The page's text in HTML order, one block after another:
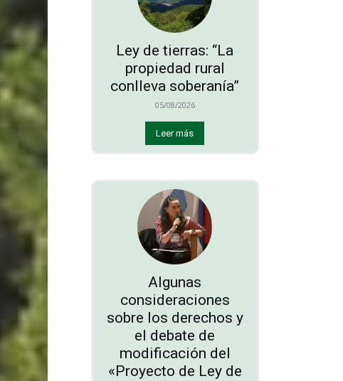
Ley de tierras: “La
propiedad rural
conlleva soberanía”
05/08/2026
Leer más
Algunas
consideraciones
sobre los derechos y
el debate de
modificación del
«Proyecto de Ley de